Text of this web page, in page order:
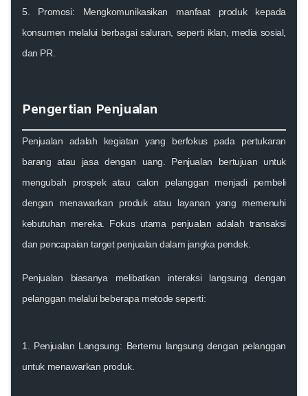
5. Promosi: Mengkomunikasikan manfaat produk kepada
konsumen melalui berbagai saluran, seperti iklan, media sosial,
dan PR.
Pengertian Penjualan
Penjualan adalah kegiatan yang berfokus pada pertukaran
barang atau jasa dengan uang. Penjualan bertujuan untuk
mengubah prospek atau calon pelanggan menjadi pembeli
dengan menawarkan produk atau layanan yang memenuhi
kebutuhan mereka. Fokus utama penjualan adalah transaksi
dan pencapaian target penjualan dalam jangka pendek.
Penjualan biasanya melibatkan interaksi langsung dengan
pelanggan melalui beberapa metode seperti:
1. Penjualan Langsung: Bertemu langsung dengan pelanggan
untuk menawarkan produk.